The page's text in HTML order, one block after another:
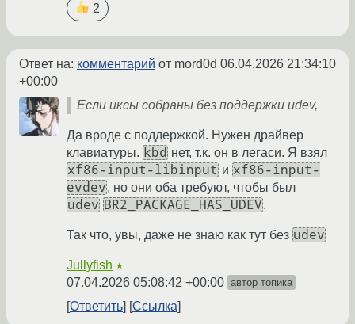
2
Ответ на: комментарий от mord0d 06.04.2026 21:34:10
+00:00
Если иксы собраны без поддержки udev,
Да вроде с поддержкой. Нужен драйвер
клавиатуры. kbd нет, т.к. он в легаси. Я взял
xf86-input-libinput и xf86-input-
evdev, но они оба требуют, чтобы был
udev BR2_PACKAGE_HAS_UDEV.
Так что, увы, даже не знаю как тут без udev
Jullyfish ★
07.04.2026 05:08:42 +00:00 автор топика
Ответить Ссылка